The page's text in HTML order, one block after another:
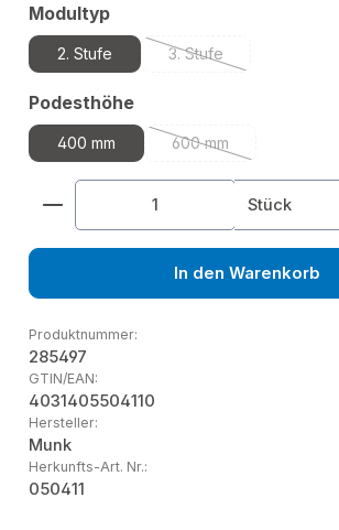
Modultypauswählen
2. Stufe 3. Stufe
(Diese Option ist
Podesthöheauswählen
400 mm 600 mm
(Diese Option ist
Produkt Anzahl: Gib denStück
In den Warenkorb
Produktnummer:
285497
GTIN/EAN:
4031405504110
Hersteller:
Munk
Herkunfts-Art. Nr.:
050411